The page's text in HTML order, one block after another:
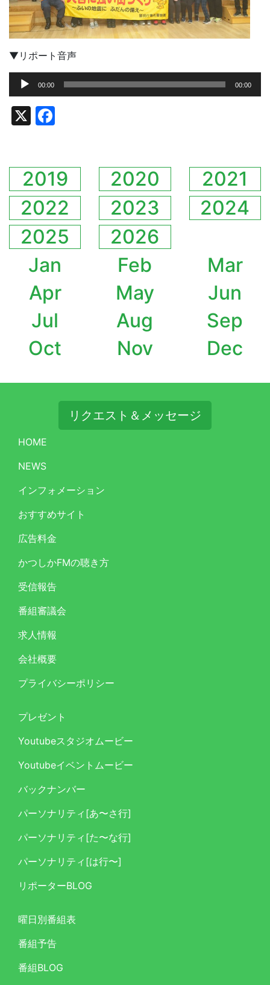
▼リポート音声
プ
レ
ー
00:00 00:00
X
2019 2020
2021
2022
2023
2024
2025
2026
Jan
Feb
Mar
Apr
May
Jun
Jul
Aug
Sep
Oct
Nov Dec
リクエスト＆メッセージ
HOME
NEWS
インフォメーション
おすすめサイト
広告料金
かつしかFMの聴き方
受信報告
番組審議会
求人情報
会社概要
プライバシーポリシー
プレゼント
Youtubeスタジオムービー
Youtubeイベントムービー
バックナンバー
パーソナリティ[あ〜さ行]
パーソナリティ[た〜な行]
パーソナリティ[は行〜]
リポーターBLOG
曜日別番組表
番組予告
番組BLOG